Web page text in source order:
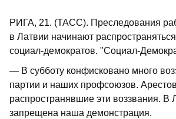
РИГА, 21. (ТАСС). Преследования
в Латвии начинают
социал-демократов. "Социал-
— В субботу конфисковано много
партии и наших профсоюзов.
распространявшие эти воззвания. В
запрещена наша демонстрация.